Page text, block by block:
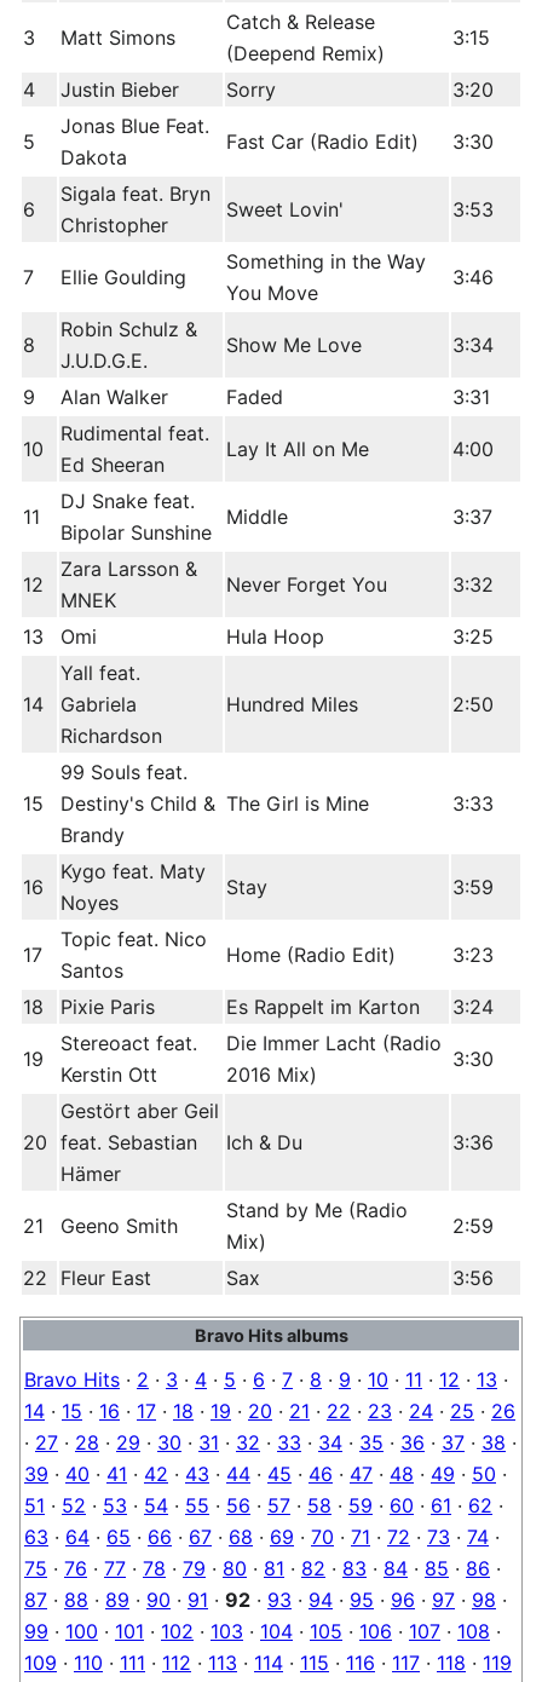
3 Matt Simons
Catch & Release
(Deepend Remix)
3:15
4 Justin Bieber Sorry 3:20
5
Jonas Blue Feat.
Dakota
Fast Car (Radio Edit) 3:30
6
Sigala feat. Bryn
Christopher
Sweet Lovin' 3:53
7 Ellie Goulding
Something in the Way
You Move
3:46
8
Robin Schulz &
J.U.D.G.E.
Show Me Love 3:34
9 Alan Walker Faded 3:31
10
Rudimental feat.
Ed Sheeran
Lay It All on Me 4:00
11
DJ Snake feat.
Bipolar Sunshine
Middle 3:37
12
Zara Larsson &
MNEK
Never Forget You 3:32
13 Omi Hula Hoop 3:25
14
Yall feat.
Gabriela
Richardson
Hundred Miles 2:50
15
99 Souls feat.
Destiny's Child &
Brandy
The Girl is Mine 3:33
16
Kygo feat. Maty
Noyes
Stay 3:59
17
Topic feat. Nico
Santos
Home (Radio Edit) 3:23
18 Pixie Paris Es Rappelt im Karton 3:24
19
Stereoact feat.
Kerstin Ott
Die Immer Lacht (Radio
2016 Mix)
3:30
20
Gestört aber Geil
feat. Sebastian
Hämer
Ich & Du 3:36
21 Geeno Smith
Stand by Me (Radio
Mix)
2:59
22 Fleur East Sax 3:56
Bravo Hits albums
Bravo Hits · 2 · 3 · 4 · 5 · 6 · 7 · 8 · 9 · 10 · 11 · 12 · 13 ·
14 · 15 · 16 · 17 · 18 · 19 · 20 · 21 · 22 · 23 · 24 · 25 · 26
· 27 · 28 · 29 · 30 · 31 · 32 · 33 · 34 · 35 · 36 · 37 · 38 ·
39 · 40 · 41 · 42 · 43 · 44 · 45 · 46 · 47 · 48 · 49 · 50 ·
51 · 52 · 53 · 54 · 55 · 56 · 57 · 58 · 59 · 60 · 61 · 62 ·
63 · 64 · 65 · 66 · 67 · 68 · 69 · 70 · 71 · 72 · 73 · 74 ·
75 · 76 · 77 · 78 · 79 · 80 · 81 · 82 · 83 · 84 · 85 · 86 ·
87 · 88 · 89 · 90 · 91 · 92 · 93 · 94 · 95 · 96 · 97 · 98 ·
99 · 100 · 101 · 102 · 103 · 104 · 105 · 106 · 107 · 108 ·
109 · 110 · 111 · 112 · 113 · 114 · 115 · 116 · 117 · 118 · 119